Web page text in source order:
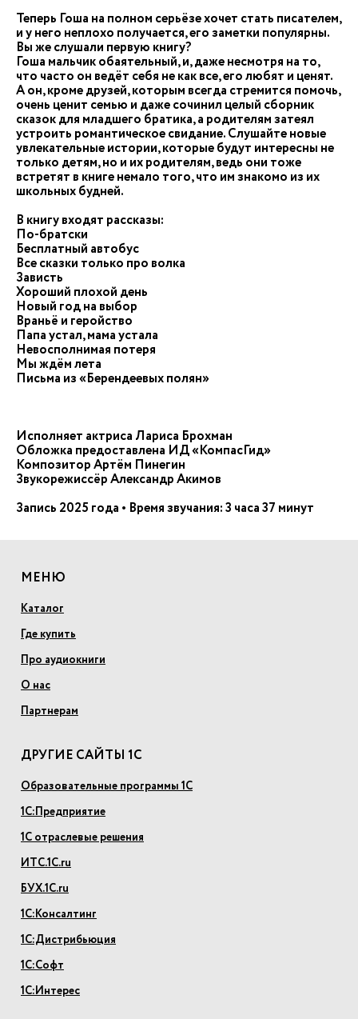
Теперь Гоша на полном серьёзе хочет стать писателем,
и у него неплохо получается, его заметки популярны.
Вы же слушали первую книгу?
Гоша мальчик обаятельный, и, даже несмотря на то,
что часто он ведёт себя не как все, его любят и ценят.
А он, кроме друзей, которым всегда стремится помочь,
очень ценит семью и даже сочинил целый сборник
сказок для младшего братика, а родителям затеял
устроить романтическое свидание. Слушайте новые
увлекательные истории, которые будут интересны не
только детям, но и их родителям, ведь они тоже
встретят в книге немало того, что им знакомо из их
школьных будней.
В книгу входят рассказы:
По-братски
Бесплатный автобус
Все сказки только про волка
Зависть
Хороший плохой день
Новый год на выбор
Враньё и геройство
Папа устал, мама устала
Невосполнимая потеря
Мы ждём лета
Письма из «Берендеевых полян»
Исполняет актриса Лариса Брохман
Обложка предоставлена ИД «КомпасГид»
Композитор Артём Пинегин
Звукорежиссёр Александр Акимов
Запись 2025 года • Время звучания: 3 часа 37 минут
МЕНЮ
Каталог
Где купить
Про аудиокниги
О нас
Партнерам
ДРУГИЕ САЙТЫ 1С
Образовательные программы 1С
1С:Предприятие
1С отраслевые решения
ИТС.1С.ru
БУХ.1С.ru
1С:Консалтинг
1С:Дистрибьюция
1С:Софт
1С:Интерес